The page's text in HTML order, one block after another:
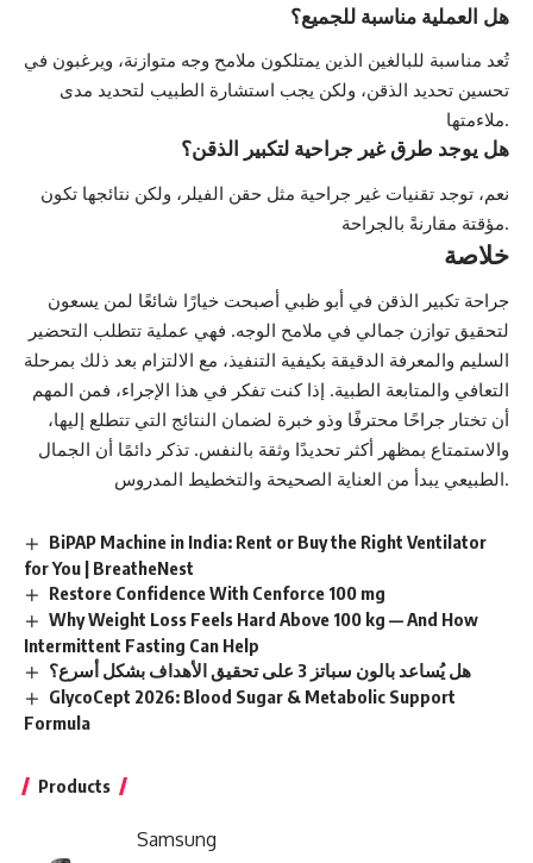
هل العملية مناسبة للجميع؟
تُعد مناسبة للبالغين الذين يمتلكون ملامح وجه متوازنة، ويرغبون في
تحسين تحديد الذقن، ولكن يجب استشارة الطبيب لتحديد مدى
ملاءمتها.
هل يوجد طرق غير جراحية لتكبير الذقن؟
نعم، توجد تقنيات غير جراحية مثل حقن الفيلر، ولكن نتائجها تكون
مؤقتة مقارنةً بالجراحة.
خلاصة
جراحة تكبير الذقن في أبو ظبي أصبحت خيارًا شائعًا لمن يسعون
لتحقيق توازن جمالي في ملامح الوجه. فهي عملية تتطلب التحضير
السليم والمعرفة الدقيقة بكيفية التنفيذ، مع الالتزام بعد ذلك بمرحلة
التعافي والمتابعة الطبية. إذا كنت تفكر في هذا الإجراء، فمن المهم
أن تختار جراحًا محترفًا وذو خبرة لضمان النتائج التي تتطلع إليها،
والاستمتاع بمظهر أكثر تحديدًا وثقة بالنفس. تذكر دائمًا أن الجمال
الطبيعي يبدأ من العناية الصحيحة والتخطيط المدروس.
BiPAP Machine in India: Rent or Buy the Right Ventilator
for You | BreatheNest
Restore Confidence With Cenforce 100 mg
Why Weight Loss Feels Hard Above 100 kg — And How
Intermittent Fasting Can Help
هل يُساعد بالون سباتز 3 على تحقيق الأهداف بشكل أسرع؟
GlycoCept 2026: Blood Sugar & Metabolic Support
Formula
Products
Samsung